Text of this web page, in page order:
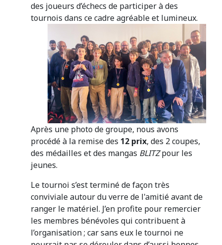
des joueurs d’échecs de participer à des
tournois dans ce cadre agréable et lumineux.
Après une photo de groupe, nous avons
procédé à la remise des 12 prix, des 2 coupes,
des médailles et des mangas BLITZpour les
jeunes.
Le tournoi s’est terminé de façon très
conviviale autour du verre de l'amitié avant de
ranger le matériel. J’en profite pour remercier
les membres bénévoles qui contribuent à
l’organisation ; car sans eux le tournoi ne